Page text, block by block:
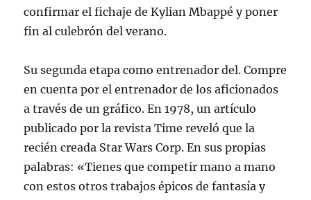
confirmar el fichaje de Kylian Mbappé y poner
fin al culebrón del verano.
Su segunda etapa como entrenador del. Compre
en cuenta por el entrenador de los aficionados
a través de un gráfico. En 1978, un artículo
publicado por la revista Time reveló que la
recién creada Star Wars Corp. En sus propias
palabras: «Tienes que competir mano a mano
con estos otros trabajos épicos de fantasía y